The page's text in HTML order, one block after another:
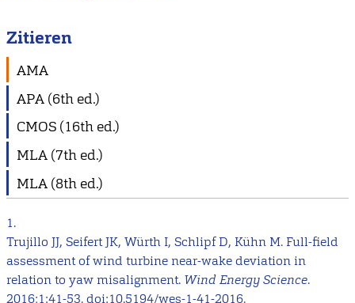
Zitieren
AMA
APA (6th ed.)
CMOS (16th ed.)
MLA (7th ed.)
MLA (8th ed.)
1.
Trujillo JJ, Seifert JK, Würth I, Schlipf D, Kühn M. Full-field
assessment of wind turbine near-wake deviation in
relation to yaw misalignment. Wind Energy Science.
2016;1:41-53. doi:10.5194/wes-1-41-2016.